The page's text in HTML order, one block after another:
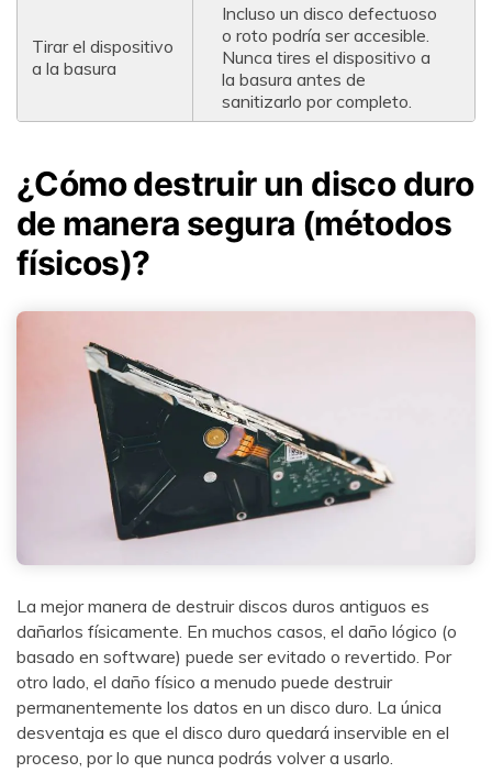
Tirar el dispositivo
a la basura
Incluso un disco defectuoso
o roto podría ser accesible.
Nunca tires el dispositivo a
la basura antes de
sanitizarlo por completo.
¿Cómo destruir un disco duro
de manera segura (métodos
físicos)?
La mejor manera de destruir discos duros antiguos es
dañarlos físicamente. En muchos casos, el daño lógico (o
basado en software) puede ser evitado o revertido. Por
otro lado, el daño físico a menudo puede destruir
permanentemente los datos en un disco duro. La única
desventaja es que el disco duro quedará inservible en el
proceso, por lo que nunca podrás volver a usarlo.